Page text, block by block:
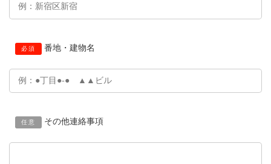
必須 番地・建物名
任意 その他連絡事項